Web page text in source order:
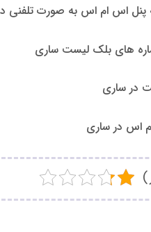
های بلک لیست ساری
در ساری
اس در ساری